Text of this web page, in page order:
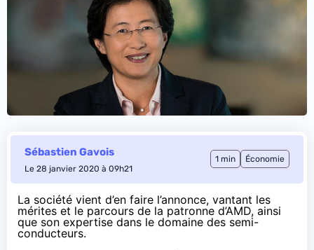
Sébastien Gavois
Le 28 janvier 2020 à 09h21
1 min Économie
La société vient d’en faire l’annonce, vantant les
mérites et le parcours de la patronne d’AMD, ainsi
que son expertise dans le domaine des semi-
conducteurs.